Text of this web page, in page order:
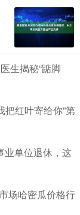
生揭秘“踮脚
把红叶寄给你”第
业单位退休，这
场哈密瓜价格行